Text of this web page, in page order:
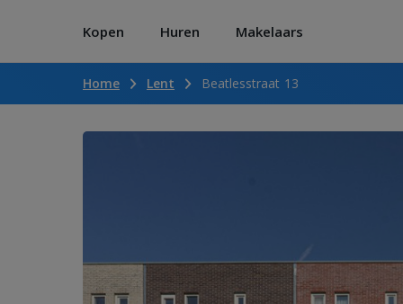
Kopen Huren Makelaars
Home Lent Beatlesstraat 13